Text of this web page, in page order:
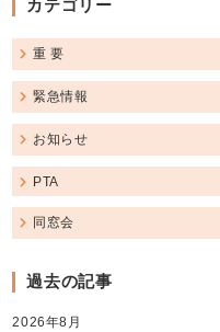
カテゴリー
重 要
緊急情報
お知らせ
PTA
同窓会
過去の記事
2026年8月